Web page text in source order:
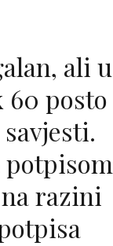
60 posto
razini